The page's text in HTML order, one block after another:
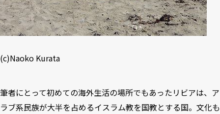
(c)Naoko Kurata
筆者にとって初めての海外生活の場所でもあったリビアは、ア
ラブ系民族が大半を占めるイスラム教を国教とする国。文化も